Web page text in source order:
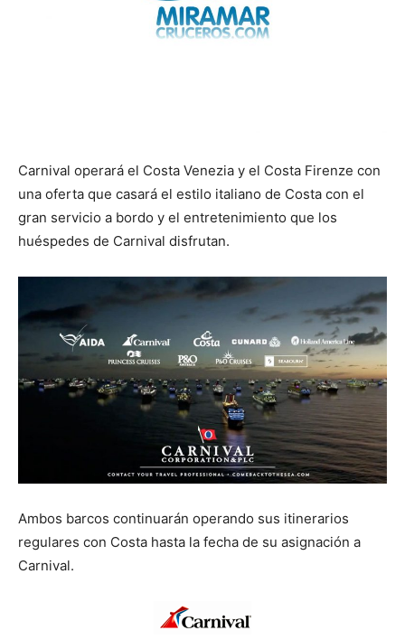
Carnival operará el Costa Venezia y el Costa Firenze con
una oferta que casará el estilo italiano de Costa con el
gran servicio a bordo y el entretenimiento que los
huéspedes de Carnival disfrutan.
Ambos barcos continuarán operando sus itinerarios
regulares con Costa hasta la fecha de su asignación a
Carnival.